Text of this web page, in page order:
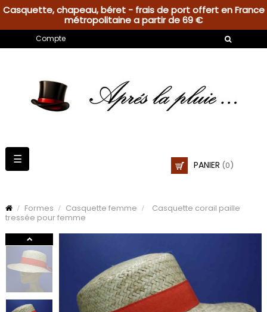
Casquette, chapeau, béret - frais de port offert en France
métropolitaine a partir de 69 €
Compte
PANIER (0)
Basculer
la
☰
Formes Casquette femme
Casquette corail paille
tressée pour femme